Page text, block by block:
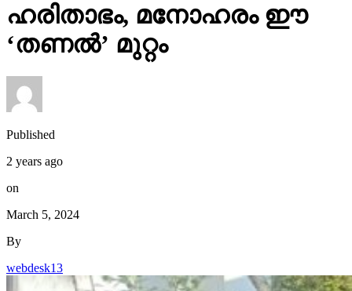
ഹരിതാഭം, മനോഹരം ഈ
‘തണല്‍’ മുറ്റം
Published
2 years ago
on
March 5, 2024
By
webdesk13